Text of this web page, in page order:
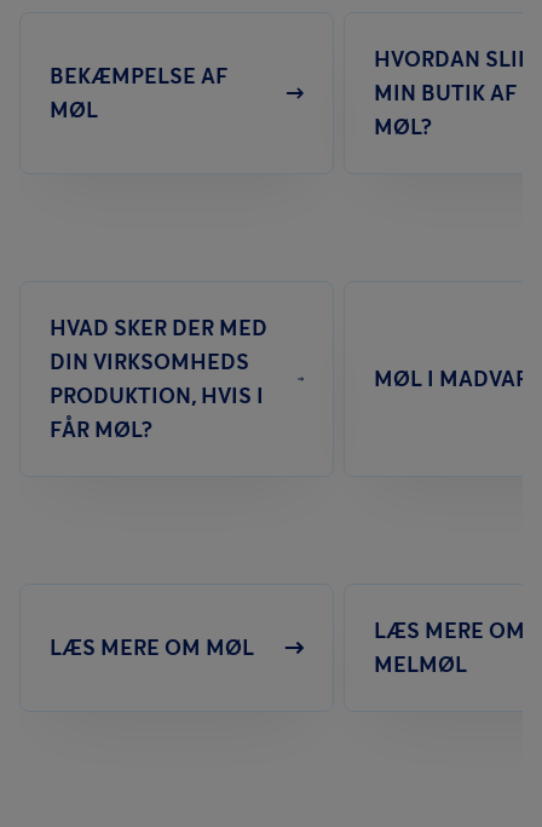
BEKÆMPELSE AF
MØL
HVORDAN
MIN BUTIK AF
MØL?
HVAD SKER DER MED
DIN VIRKSOMHEDS
PRODUKTION, HVIS I
FÅR MØL?
MØL I
LÆS MERE OM MØL
LÆS MERE OM
MELMØL